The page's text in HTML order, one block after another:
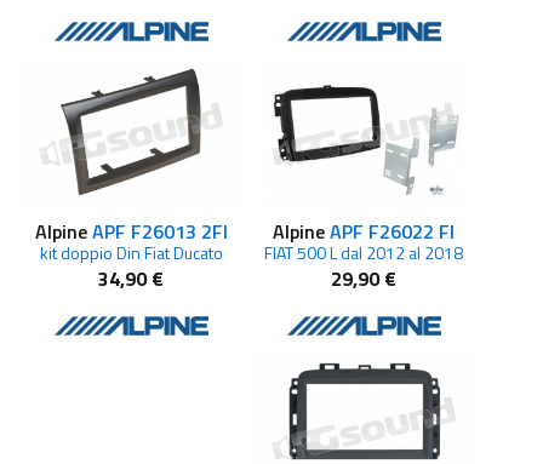
AlpineAPF F26013 2FI
kit doppio Din Fiat Ducato
34,90 €
AlpineAPF F26022 FI
FIAT 500 L dal 2012 al 2018
29,90 €